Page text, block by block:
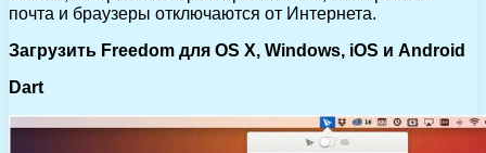
почта и браузеры отключаются от Интернета.
Загрузить Freedom для OS X, Windows, iOS и Android
Dart